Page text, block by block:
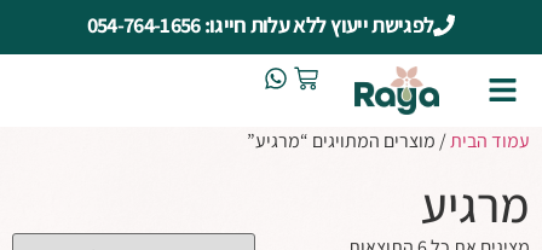
לפגישת ייעוץ ללא עלות חייגו: 054-764-1656
עמוד הבית/ מוצרים המתויגים “מרגיע”
מרגיע